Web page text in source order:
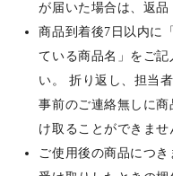
が届いた場合は、返品
商品到着後7日以内に
ている商品名」をご
い。 折り返し、担当
事前のご連絡無しに
け取ることができませ
ご使用後の商品につき